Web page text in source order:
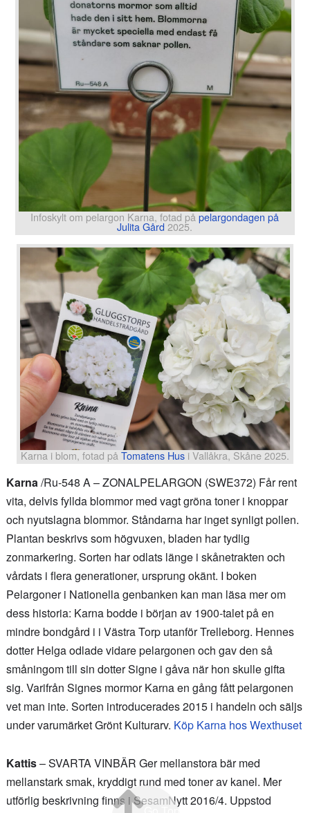
Infoskylt om pelargon Karna, fotad påpelargondagen på
Julita Gård2025.
Karna i blom, fotad på Tomatens Husi Vallåkra, Skåne 2025.
Karna/Ru-548 A – ZONALPELARGON (SWE372) Får rent
vita, delvis fyllda blommor med vagt gröna toner i knoppar
och nyutslagna blommor. Ståndarna har inget synligt pollen.
Plantan beskrivs som högvuxen, bladen har tydlig
zonmarkering. Sorten har odlats länge i skånetrakten och
vårdats i flera generationer, ursprung okänt. I boken
Pelargoner i Nationella genbanken kan man läsa mer om
dess historia: Karna bodde i början av 1900-talet på en
mindre bondgård i i Västra Torp utanför Trelleborg. Hennes
dotter Helga odlade vidare pelargonen och gav den så
småningom till sin dotter Signe i gåva när hon skulle gifta
sig. Varifrån Signes mormor Karna en gång fått pelargonen
vet man inte. Sorten introducerades 2015 i handeln och säljs
under varumärket Grönt Kulturarv. Köp Karna hos Wexthuset
Kattis– SVARTA VINBÄR Ger mellanstora bär med
mellanstark smak, kryddigt rund med toner av kanel. Mer
utförlig beskrivning finns i SesamNytt 2016/4. Uppstod